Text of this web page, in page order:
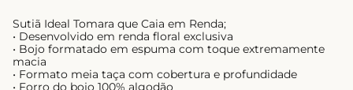
Sutiã Ideal Tomara que Caia em Renda;
• Desenvolvido em renda floral exclusiva
• Bojo formatado em espuma com toque extremamente
macia
• Formato meia taça com cobertura e profundidade
• Forro do bojo 100% algodão